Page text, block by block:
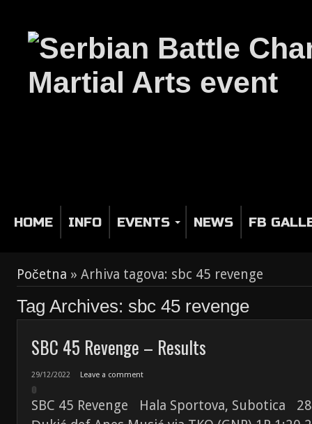
HOME INFO EVENTS NEWS FB
Početna » Arhiva tagova: sbc 45 revenge
Tag Archives: sbc 45 revenge
SBC 45 Revenge – Results
29/12/2022 Leave a comment
SBC 45 Revenge Hala Sportova, Subotica